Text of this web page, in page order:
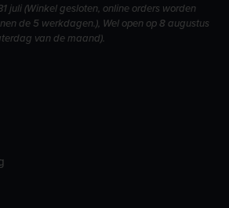
juli (Winkel gesloten, online orders worden
de 5 werkdagen.), Wel open op 8 augustus
van de maand).